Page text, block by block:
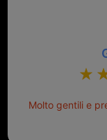
Molto gentili e